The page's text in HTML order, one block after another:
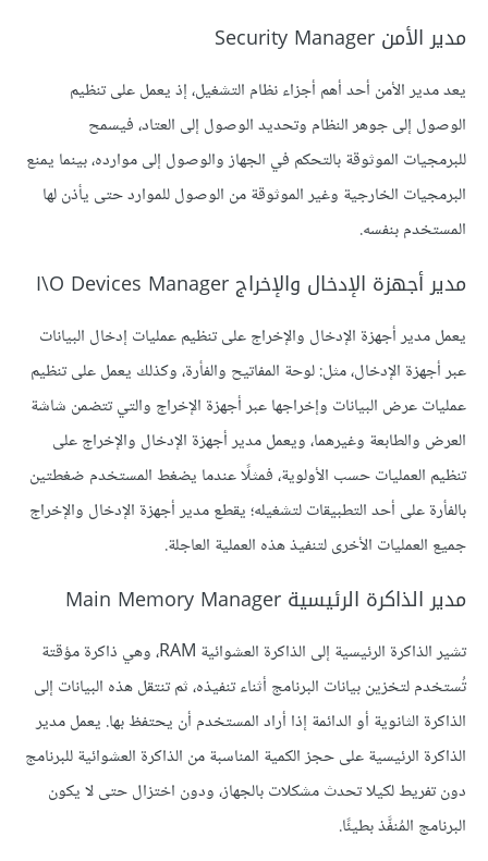
مدير الأمن Security Manager
يعد مدير الأمن أحد أهم أجزاء نظام التشغيل، إذ يعمل على تنظيم
الوصول إلى جوهر النظام وتحديد الوصول إلى العتاد، فيسمح
للبرمجيات الموثوقة بالتحكم في الجهاز والوصول إلى موارده، بينما يمنع
البرمجيات الخارجية وغير الموثوقة من الوصول للموارد حتى يأذن لها
المستخدم بنفسه.
مدير أجهزة الإدخال والإخراج I\O Devices Manager
يعمل مدير أجهزة الإدخال والإخراج على تنظيم عمليات إدخال البيانات
عبر أجهزة الإدخال، مثل: لوحة المفاتيح والفأرة، وكذلك يعمل على تنظيم
عمليات عرض البيانات وإخراجها عبر أجهزة الإخراج والتي تتضمن شاشة
العرض والطابعة وغيرهما، ويعمل مدير أجهزة الإدخال والإخراج على
تنظيم العمليات حسب الأولوية، فمثلًا عندما يضغط المستخدم ضغطتين
بالفأرة على أحد التطبيقات لتشغيله؛ يقطع مدير أجهزة الإدخال والإخراج
جميع العمليات الأخرى لتنفيذ هذه العملية العاجلة.
مدير الذاكرة الرئيسية Main Memory Manager
تشير الذاكرة الرئيسية إلى الذاكرة العشوائية RAM، وهي ذاكرة مؤقتة
تُستخدم لتخزين بيانات البرنامج أثناء تنفيذه، ثم تنتقل هذه البيانات إلى
الذاكرة الثانوية أو الدائمة إذا أراد المستخدم أن يحتفظ بها. يعمل مدير
الذاكرة الرئيسية على حجز الكمية المناسبة من الذاكرة العشوائية للبرنامج
دون تفريط لكيلا تحدث مشكلات بالجهاز، ودون اختزال حتى لا يكون
البرنامج المُنفَّذ بطيئًا.